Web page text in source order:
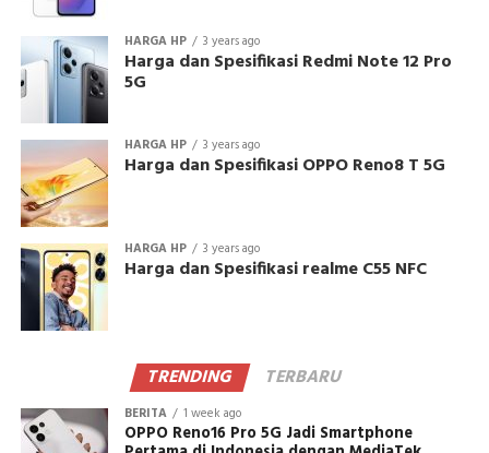
HARGA HP 3 years ago
Harga dan Spesifikasi Redmi Note 12 Pro
5G
HARGA HP 3 years ago
Harga dan Spesifikasi OPPO Reno8 T 5G
HARGA HP 3 years ago
Harga dan Spesifikasi realme C55 NFC
TRENDING TERBARU
BERITA 1 week ago
OPPO Reno16 Pro 5G Jadi Smartphone